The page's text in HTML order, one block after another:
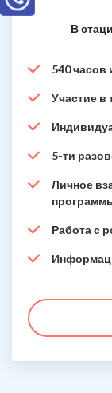
В
540 часов
Участие в
5-ти
Личное
Работа с